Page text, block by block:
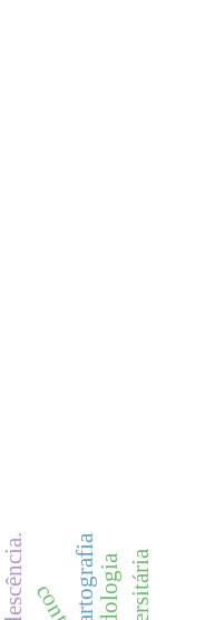
cartografia